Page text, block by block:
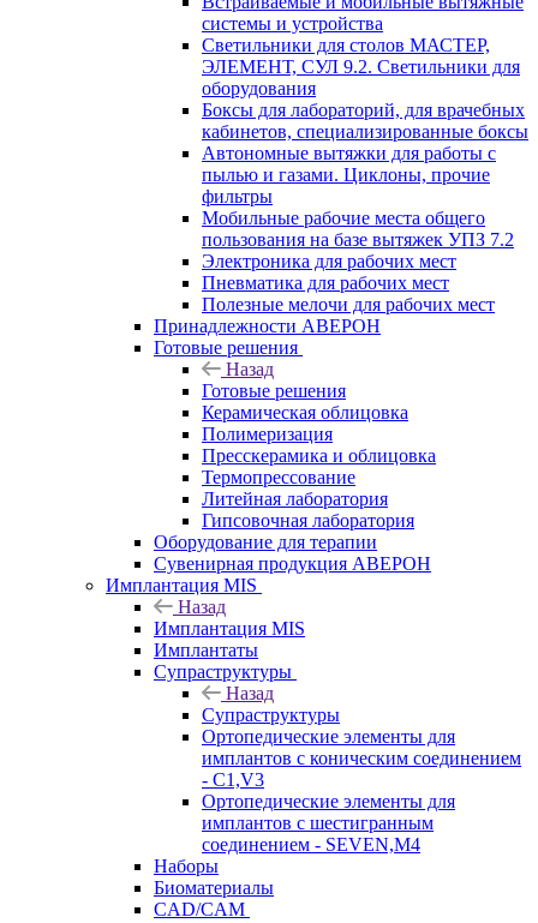
системы и устройства
Светильники для столов МАСТЕР,
ЭЛЕМЕНТ, СУЛ 9.2. Светильники для
оборудования
Боксы для лабораторий, для врачебных
кабинетов, специализированные боксы
Автономные вытяжки для работы с
пылью и газами. Циклоны, прочие
фильтры
Мобильные рабочие места общего
пользования на базе вытяжек УПЗ 7.2
Электроника для рабочих мест
Пневматика для рабочих мест
Полезные мелочи для рабочих мест
Принадлежности АВЕРОН
Готовые решения
Назад
Готовые решения
Керамическая облицовка
Полимеризация
Пресскерамика и облицовка
Термопрессование
Литейная лаборатория
Гипсовочная лаборатория
Оборудование для терапии
Сувенирная продукция АВЕРОН
Имплантация MIS
Назад
Имплантация MIS
Имплантаты
Супраструктуры
Назад
Супраструктуры
Ортопедические элементы для
имплантов с коническим соединением
- C1,V3
Ортопедические элементы для
имплантов с шестигранным
соединением - SEVEN,M4
Наборы
Биоматериалы
CAD/CAM